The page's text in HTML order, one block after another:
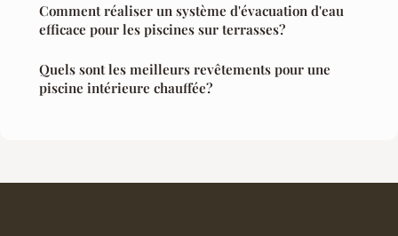
Comment réaliser un système d'évacuation d'eau
efficace pour les piscines sur terrasses?
Quels sont les meilleurs revêtements pour une
piscine intérieure chauffée?